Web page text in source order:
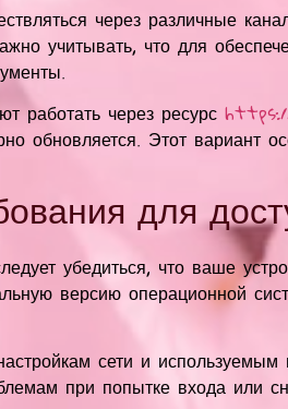
через различные
учитывать, что для
работать через ресурс
обновляется. Этот вариант
для
убедиться, что ваше
версию операционной
сети и
при попытке входа или